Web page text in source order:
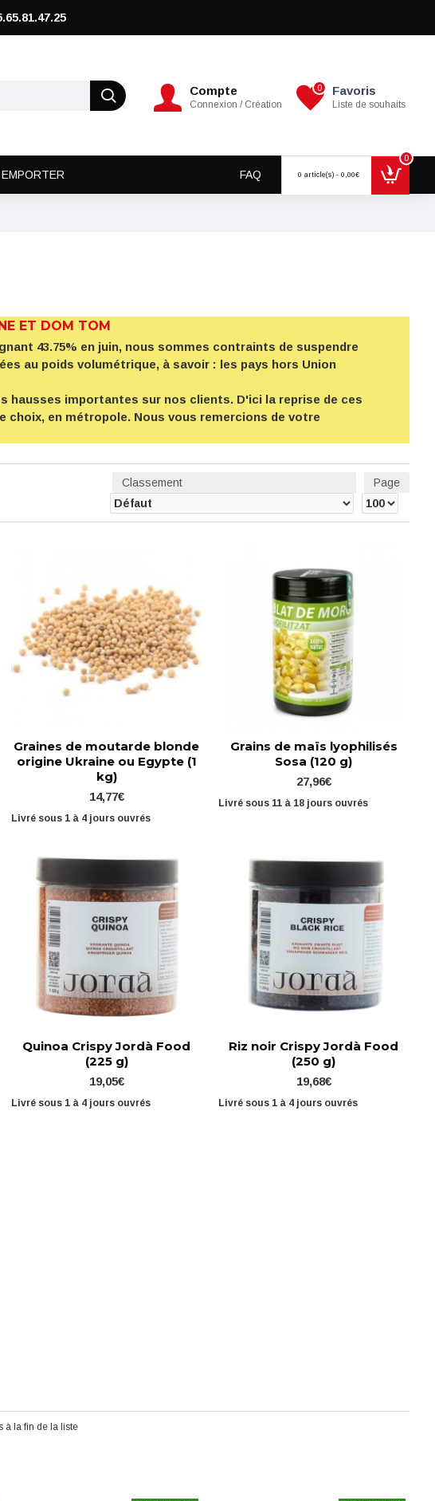
Compte
Connexion / Création
Favoris
Liste de souhaits
0
FAQ 0 article(s) - 0,00€
0
ET DOM TOM
43.75% en juin, nous sommes contraints de suspendre
au poids volumétrique, à savoir : les pays hors Union
hausses importantes sur nos clients. D'ici la reprise de ces
en métropole. Nous vous remercions de votre
Classement Page
Graines de moutarde blonde
origine Ukraine ou Egypte (1
kg)
14,77€
Livré sous 1 à 4 jours ouvrés
Grains de maïs lyophilisés
Sosa (120 g)
27,96€
Livré sous 11 à 18 jours ouvrés
Quinoa Crispy Jordà Food
(225 g)
19,05€
Livré sous 1 à 4 jours ouvrés
Riz noir Crispy Jordà Food
(250 g)
19,68€
Livré sous 1 à 4 jours ouvrés
à la fin de la liste